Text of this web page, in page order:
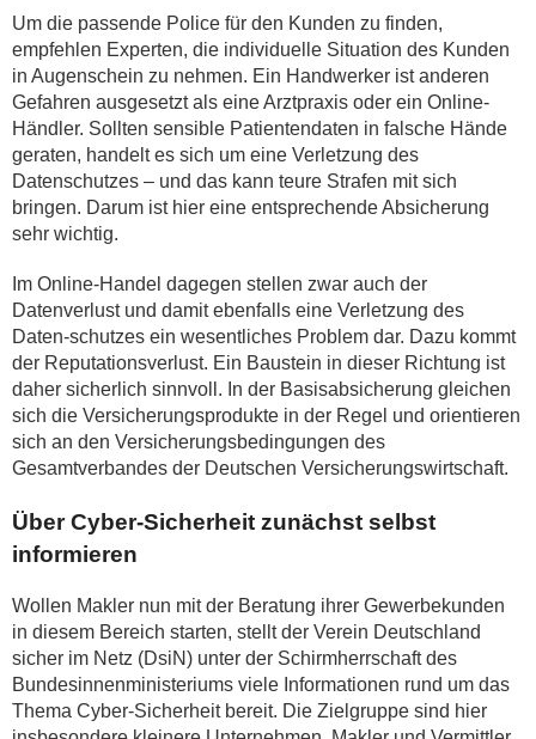
Um die passende Police für den Kunden zu finden,
empfehlen Experten, die individuelle Situation des Kunden
in Augenschein zu nehmen. Ein Handwerker ist anderen
Gefahren ausgesetzt als eine Arztpraxis oder ein Online-
Händler. Sollten sensible Patientendaten in falsche Hände
geraten, handelt es sich um eine Verletzung des
Datenschutzes – und das kann teure Strafen mit sich
bringen. Darum ist hier eine entsprechende Absicherung
sehr wichtig.
Im Online-Handel dagegen stellen zwar auch der
Datenverlust und damit ebenfalls eine Verletzung des
Daten-schutzes ein wesentliches Problem dar. Dazu kommt
der Reputationsverlust. Ein Baustein in dieser Richtung ist
daher sicherlich sinnvoll. In der Basisabsicherung gleichen
sich die Versicherungsprodukte in der Regel und orientieren
sich an den Versicherungsbedingungen des
Gesamtverbandes der Deutschen Versicherungswirtschaft.
Über Cyber-Sicherheit zunächst selbst
informieren
Wollen Makler nun mit der Beratung ihrer Gewerbekunden
in diesem Bereich starten, stellt der Verein Deutschland
sicher im Netz (DsiN) unter der Schirmherrschaft des
Bundesinnenministeriums viele Informationen rund um das
Thema Cyber-Sicherheit bereit. Die Zielgruppe sind hier